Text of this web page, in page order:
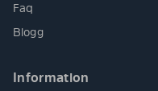
Faq
Blogg
Information